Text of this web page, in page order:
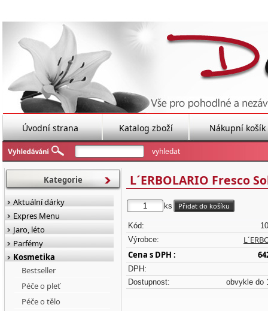
Úvodní strana Katalog zboží Nákupní košík
L´ERBOLARIO Fresco
ks
Kód:
Výrobce:
Cena s DPH :
DPH:
Dostupnost:
obvykle do
Kategorie
Aktuální dárky
Expres Menu
Jaro, léto
Parfémy
Kosmetika
Bestseller
Péče o pleť
Péče o tělo